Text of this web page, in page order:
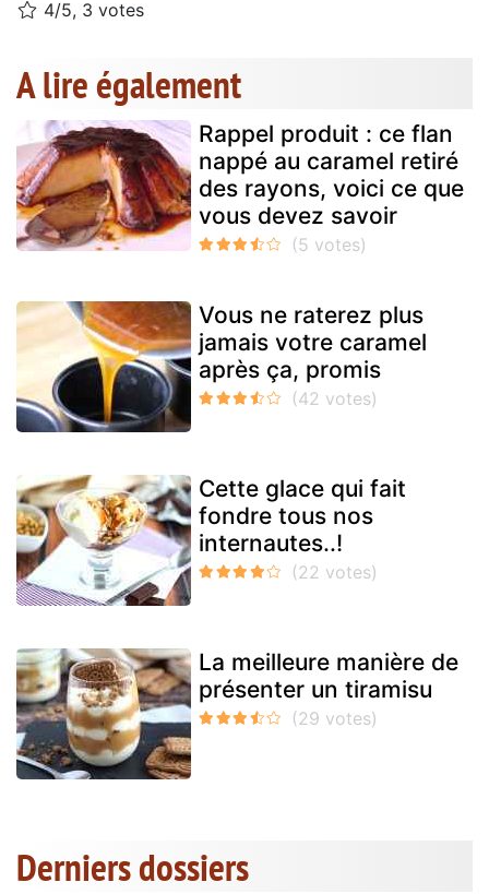
4/5, 3 votes
A lire également
Rappel produit : ce flan
nappé au caramel retiré
des rayons, voici ce que
vous devez savoir
Vous ne raterez plus
jamais votre caramel
après ça, promis
Cette glace qui fait
fondre tous nos
internautes..!
La meilleure manière de
présenter un tiramisu
Derniers dossiers